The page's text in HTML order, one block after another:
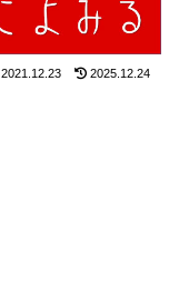
2021.12.23 2025.12.24